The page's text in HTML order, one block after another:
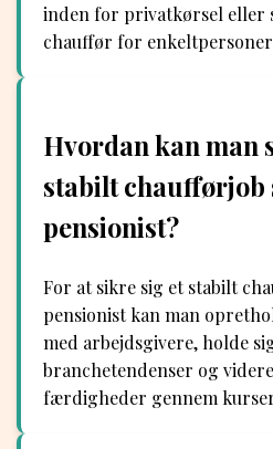
inden for privatkørsel eller
chauffør for
Hvordan kan man
stabilt chaufførjob
pensionist?
For at sikre sig et stabilt
pensionist kan man
med arbejdsgivere, holde
branchetendenser og
færdigheder gennem